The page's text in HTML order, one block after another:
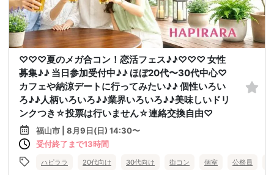
♡♡♡夏のメガ合コン！恋活フェス♪♪♡♡♡ 女性
募集♪♪ 当日参加受付中♪♪ ほぼ20代〜30代中心♡
カフェや納涼デートに行ってみたい♪♪ 個性いろい
ろ♪♪人柄いろいろ♪♪業界いろいろ♪♪美味しいドリ
ンクつき☆投票は行いません☆連絡交換自由♡
福山市 | 8月9日(日) 14:30〜
受付終了まで13時間
ハピララ 20代向け 30代向け 街コン 個室 公務員